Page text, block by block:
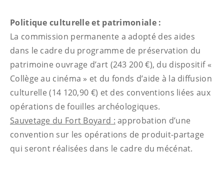
Politique culturelle et patrimoniale :
La commission permanente a adopté des aides
dans le cadre du programme de préservation du
patrimoine ouvrage d’art (243 200 €), du dispositif «
Collège au cinéma » et du fonds d’aide à la diffusion
culturelle (14 120,90 €) et des conventions liées aux
opérations de fouilles archéologiques.
Sauvetage du Fort Boyard : approbation d’une
convention sur les opérations de produit-partage
qui seront réalisées dans le cadre du mécénat.